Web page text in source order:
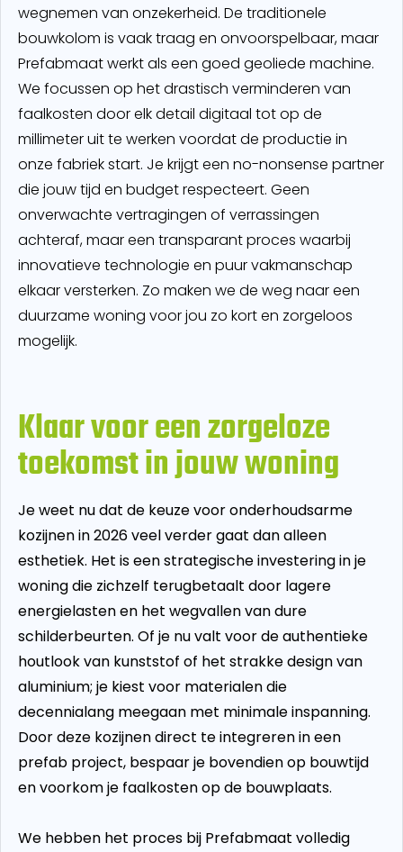
wegnemen van onzekerheid. De traditionele
bouwkolom is vaak traag en onvoorspelbaar, maar
Prefabmaat werkt als een goed geoliede machine.
We focussen op het drastisch verminderen van
faalkosten door elk detail digitaal tot op de
millimeter uit te werken voordat de productie in
onze fabriek start. Je krijgt een no-nonsense partner
die jouw tijd en budget respecteert. Geen
onverwachte vertragingen of verrassingen
achteraf, maar een transparant proces waarbij
innovatieve technologie en puur vakmanschap
elkaar versterken. Zo maken we de weg naar een
duurzame woning voor jou zo kort en zorgeloos
mogelijk.
Klaar voor een zorgeloze
toekomst in jouw woning
Je weet nu dat de keuze voor onderhoudsarme
kozijnen in 2026 veel verder gaat dan alleen
esthetiek. Het is een strategische investering in je
woning die zichzelf terugbetaalt door lagere
energielasten en het wegvallen van dure
schilderbeurten. Of je nu valt voor de authentieke
houtlook van kunststof of het strakke design van
aluminium; je kiest voor materialen die
decennialang meegaan met minimale inspanning.
Door deze kozijnen direct te integreren in een
prefab project, bespaar je bovendien op bouwtijd
en voorkom je faalkosten op de bouwplaats.
We hebben het proces bij Prefabmaat volledig